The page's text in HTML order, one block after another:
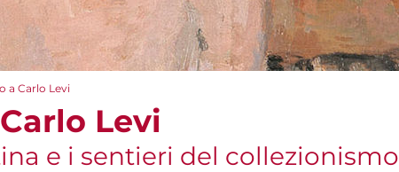
a Carlo Levi
Levi
e i sentieri del collezionismo